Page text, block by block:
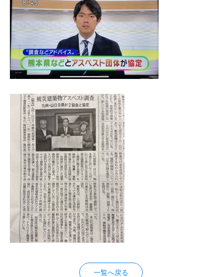
一覧へ戻る